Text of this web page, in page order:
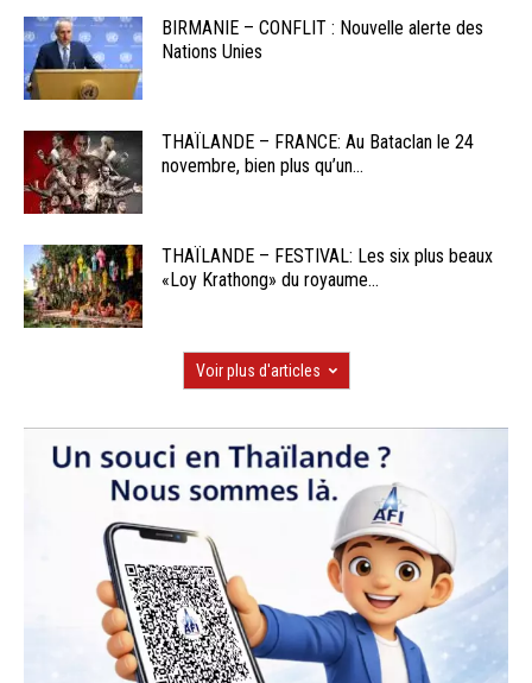
BIRMANIE – CONFLIT : Nouvelle alerte des
Nations Unies
THAÏLANDE – FRANCE: Au Bataclan le 24
novembre, bien plus qu’un...
THAÏLANDE – FESTIVAL: Les six plus beaux
«Loy Krathong» du royaume...
Voir plus d'articles